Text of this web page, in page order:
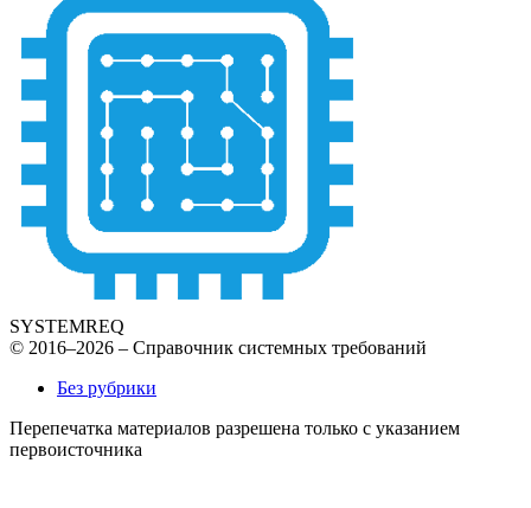
SYSTEMREQ
© 2016–2026 – Справочник системных требований
Без рубрики
Перепечатка материалов разрешена только с указанием
первоисточника